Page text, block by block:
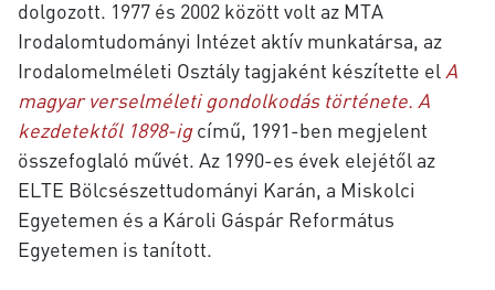
dolgozott. 1977 és 2002 között volt az MTA
Irodalomtudományi Intézet aktív munkatársa, az
Irodalomelméleti Osztály tagjaként készítette el A
magyar verselméleti gondolkodás története. A
kezdetektől 1898-igcímű, 1991-ben megjelent
összefoglaló művét. Az 1990-es évek elejétől az
ELTE Bölcsészettudományi Karán, a Miskolci
Egyetemen és a Károli Gáspár Református
Egyetemen is tanított.